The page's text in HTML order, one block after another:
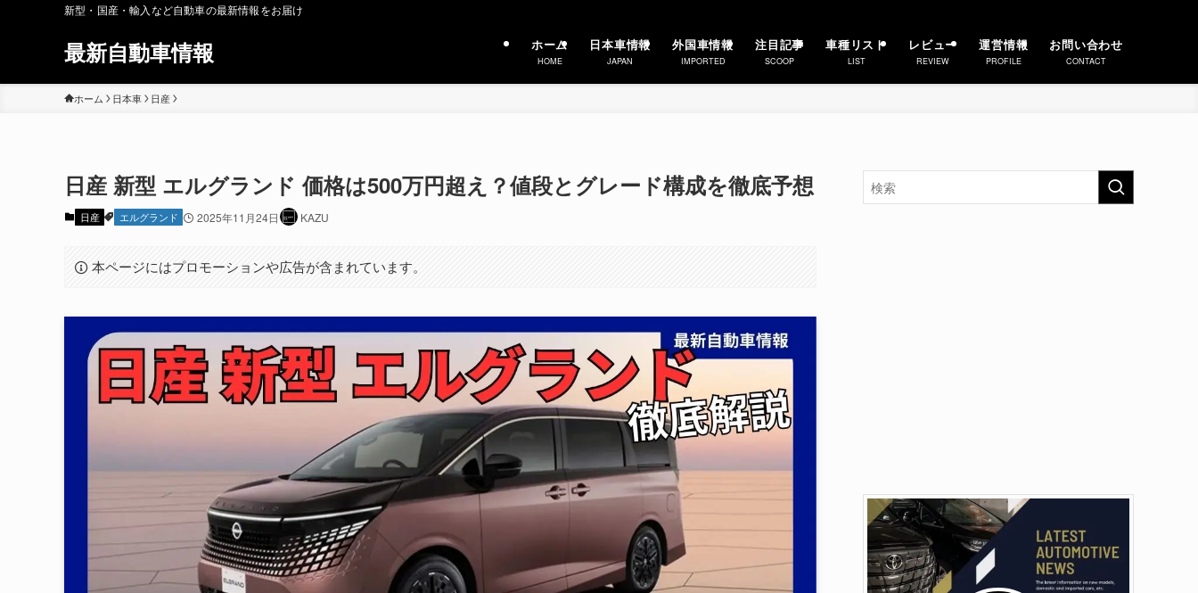
新型・国産・輸入など自動車の最新情報をお届け
最新自動車情報 ホーム
HOME
日本車情報
JAPAN
外国車情報
IMPORTED
注目記事
SCOOP
車種リスト
LIST
レビュー
REVIEW
運営情報
PROFILE
お問い合わせ
CONTACT
ホーム 日本車 日産
日産 新型 エルグランド 価格は500万円超え？値段とグレード構成を徹底予想
日産 エルグランド 2025年11月24日 KAZU
本ページにはプロモーションや広告が含まれています。